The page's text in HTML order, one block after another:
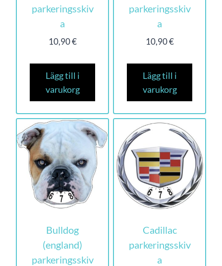
parkeringsskiv
a
10,90€
Lägg till i
varukorg
parkeringsskiv
a
10,90€
Lägg till i
varukorg
Bulldog
(england)
parkeringsskiv
Cadillac
parkeringsskiv
a